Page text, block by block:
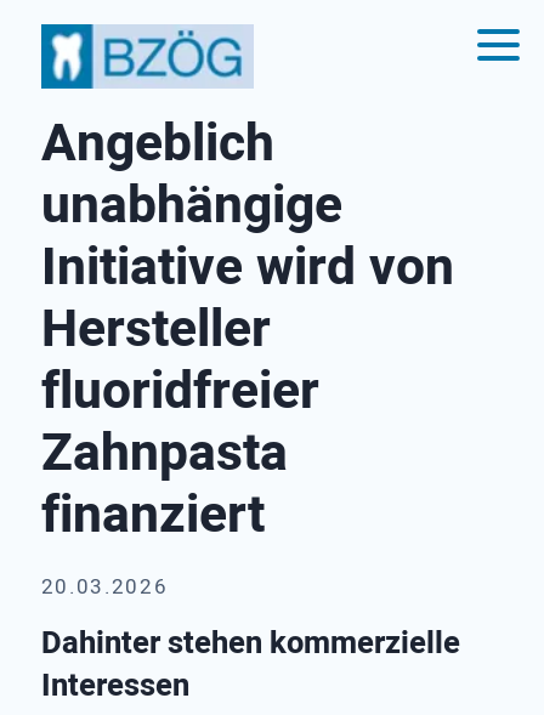
Angeblich
unabhängige
Initiative wird von
Hersteller
fluoridfreier
Zahnpasta
finanziert
20.03.2026
Dahinter stehen kommerzielle
Interessen